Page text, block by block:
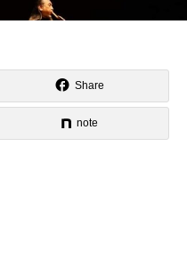
Share
note